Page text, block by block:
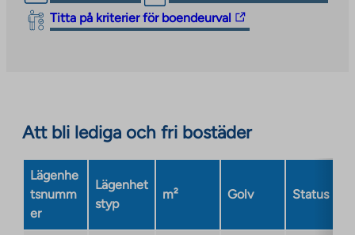
link
takes
site.
Link
opens
a
Titta på kriterier för boendeurval
The
link
external
Link
opens
a
Att bli lediga och fri bostäder
Lägenhe
tsnumm
er
Lägenhet
styp
m² Golv Status